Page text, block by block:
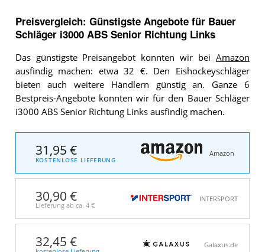
Preisvergleich: Günstigste Angebote für Bauer
Schläger i3000 ABS Senior Richtung Links
Das günstigste Preisangebot konnten wir bei Amazon
ausfindig machen: etwa 32 €. Den Eishockeyschläger
bieten auch weitere Händlern günstig an. Ganze 6
Bestpreis-Angebote konnten wir für den Bauer Schläger
i3000 ABS Senior Richtung Links ausfindig machen.
31,95 €
KOSTENLOSE LIEFERUNG
Amazon
30,90 €
Lieferung ab ca. 4 €
INTERSPORT
32,45 € Galaxus.de